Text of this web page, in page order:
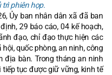
trì phiên họp.
ban nhân dân xã đã ban
29 báo cáo, 04 kế hoạch,
đạo, chỉ đạo thực hiện các
quốc phòng, an ninh, công
địa bàn. Trong tháng an ninh
tiếp tục được giữ vững, kinh tế